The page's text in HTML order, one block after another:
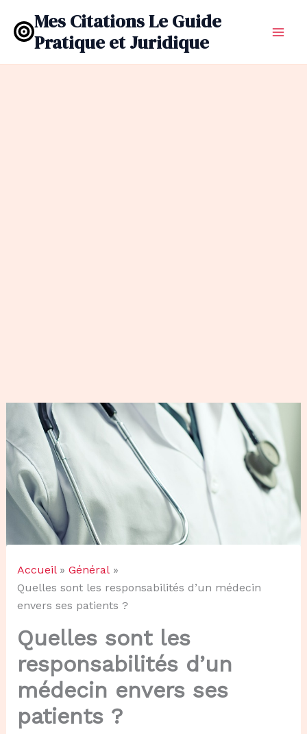
contenu
Mes Citations Le Guide
Pratique et Juridique
Accueil
Général
Quelles sont les responsabilités d’un médecin
envers ses patients ?
Quelles sont les
responsabilités d’un
médecin envers ses
patients ?